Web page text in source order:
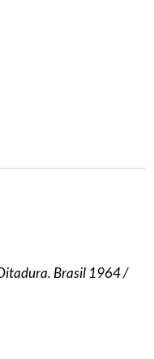
Brasil 1964 /